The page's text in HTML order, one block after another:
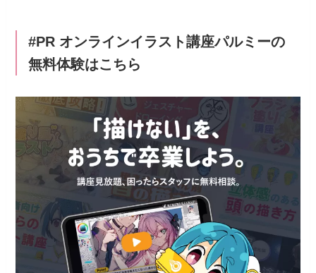
#PR オンラインイラスト講座パルミーの
無料体験はこちら